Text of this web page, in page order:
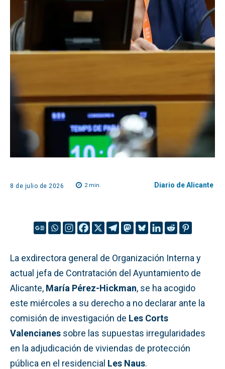
8 de julio de 2026 2min. Diario de Alicante
La exdirectora general de Organización Interna y
actual jefa de Contratación del Ayuntamiento de
Alicante, María Pérez-Hickman, se ha acogido
este miércoles a su derecho a no declarar ante la
comisión de investigación de Les Corts
Valencianes sobre las supuestas irregularidades
en la adjudicación de viviendas de protección
pública en el residencial Les Naus.